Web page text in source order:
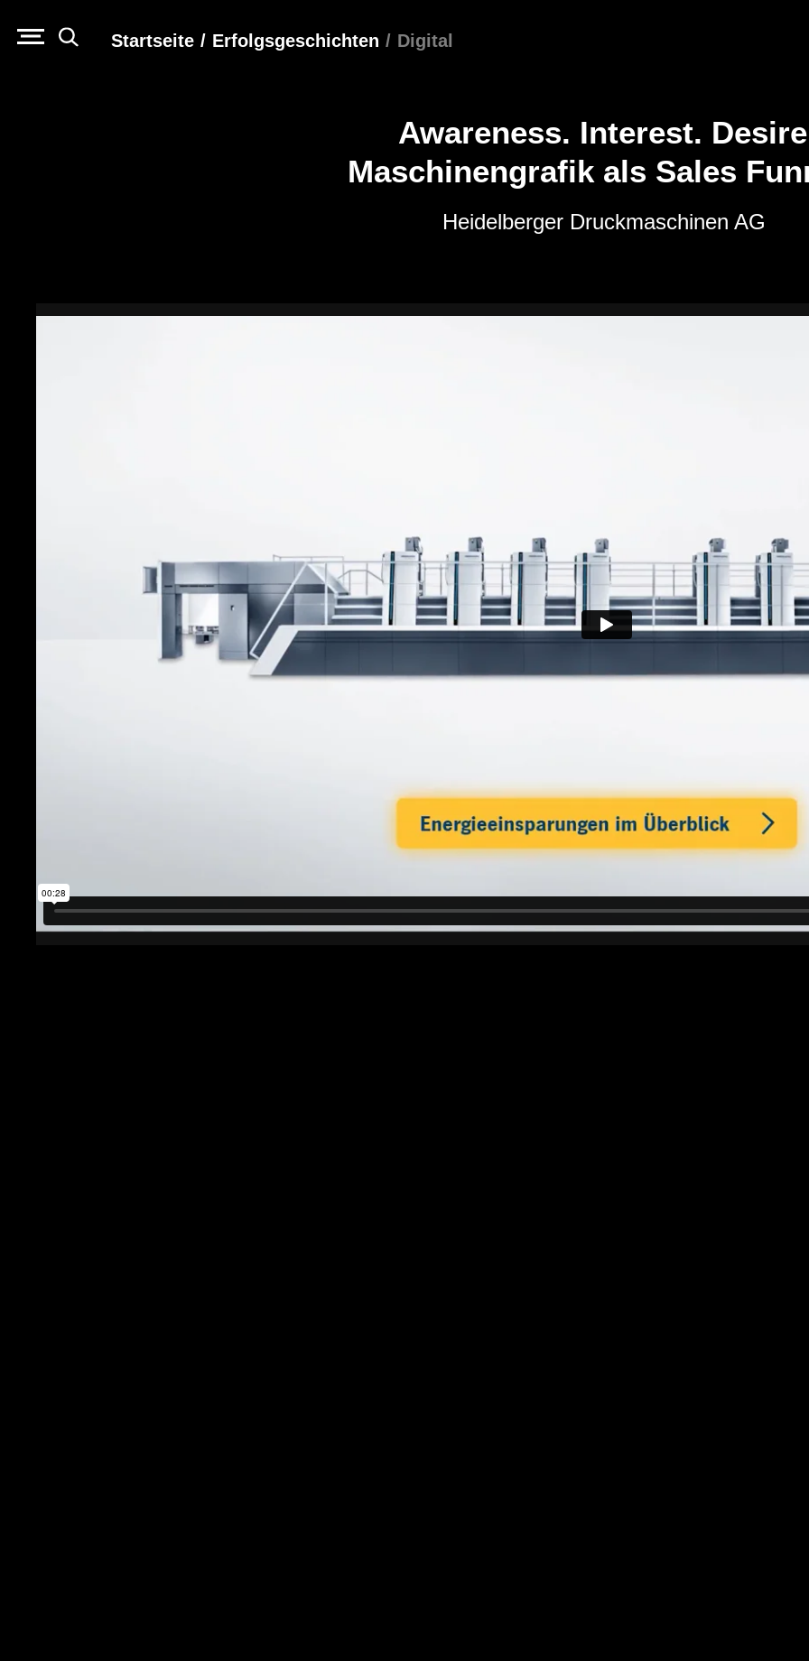
Startseite / Erfolgs­geschichten / Digital
Awareness. Interest.
Maschinengrafik als Sales
Heidelberger Druckmaschinen AG